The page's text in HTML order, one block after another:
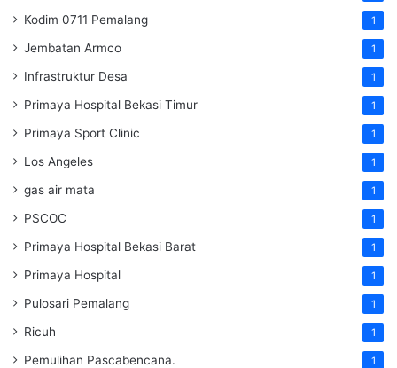
Kodim 0711 Pemalang 1
Jembatan Armco 1
Infrastruktur Desa 1
Primaya Hospital Bekasi Timur 1
Primaya Sport Clinic 1
Los Angeles 1
gas air mata 1
PSCOC 1
Primaya Hospital Bekasi Barat 1
Primaya Hospital 1
Pulosari Pemalang 1
Ricuh 1
Pemulihan Pascabencana. 1